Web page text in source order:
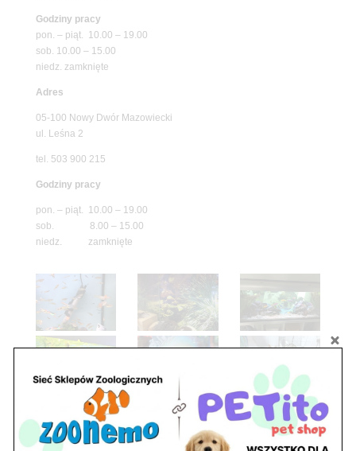
Godziny pracy
pon. – piąt. 10.00 – 19.00
sob. 10.00 – 15.00
niedz. zamknięte
Adres
05-100 Nowy Dwór Mazowiecki
ul. Leśna 2
tel. 503 900 215
Godziny pracy
pon. – piąt. 10.00 – 19.00
sob. 8.00 – 15.00
niedz. zamknięte